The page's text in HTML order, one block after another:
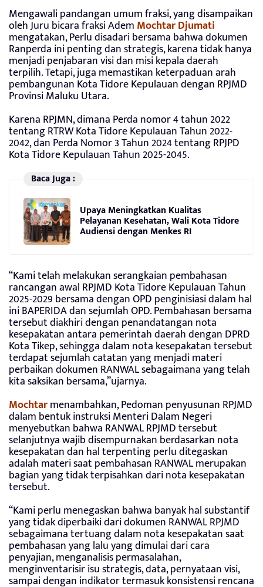
Mengawali pandangan umum fraksi, yang disampaikan
oleh Juru bicara fraksi Adem Mochtar Djumati
mengatakan, Perlu disadari bersama bahwa dokumen
Ranperda ini penting dan strategis, karena tidak hanya
menjadi penjabaran visi dan misi kepala daerah
terpilih. Tetapi, juga memastikan keterpaduan arah
pembangunan Kota Tidore Kepulauan dengan RPJMD
Provinsi Maluku Utara.
Karena RPJMN, dimana Perda nomor 4 tahun 2022
tentang RTRW Kota Tidore Kepulauan Tahun 2022-
2042, dan Perda Nomor 3 Tahun 2024 tentang RPJPD
Kota Tidore Kepulauan Tahun 2025-2045.
Baca Juga :
Upaya Meningkatkan Kualitas
Pelayanan Kesehatan, Wali Kota Tidore
Audiensi dengan Menkes RI
“Kami telah melakukan serangkaian pembahasan
rancangan awal RPJMD Kota Tidore Kepulauan Tahun
2025-2029 bersama dengan OPD penginisiasi dalam hal
ini BAPERIDA dan sejumlah OPD. Pembahasan bersama
tersebut diakhiri dengan penandatangan nota
kesepakatan antara pemerintah daerah dengan DPRD
Kota Tikep, sehingga dalam nota kesepakatan tersebut
terdapat sejumlah catatan yang menjadi materi
perbaikan dokumen RANWAL sebagaimana yang telah
kita saksikan bersama,”ujarnya.
Mochtarmenambahkan, Pedoman penyusunan RPJMD
dalam bentuk instruksi Menteri Dalam Negeri
menyebutkan bahwa RANWAL RPJMD tersebut
selanjutnya wajib disempurnakan berdasarkan nota
kesepakatan dan hal terpenting perlu ditegaskan
adalah materi saat pembahasan RANWAL merupakan
bagian yang tidak terpisahkan dari nota kesepakatan
tersebut.
“Kami perlu menegaskan bahwa banyak hal substantif
yang tidak diperbaiki dari dokumen RANWAL RPJMD
sebagaimana tertuang dalam nota kesepakatan saat
pembahasan yang lalu yang dimulai dari cara
penyajian, menganalisis permasalahan,
menginventarisir isu strategis, data, pernyataan visi,
sampai dengan indikator termasuk konsistensi rencana